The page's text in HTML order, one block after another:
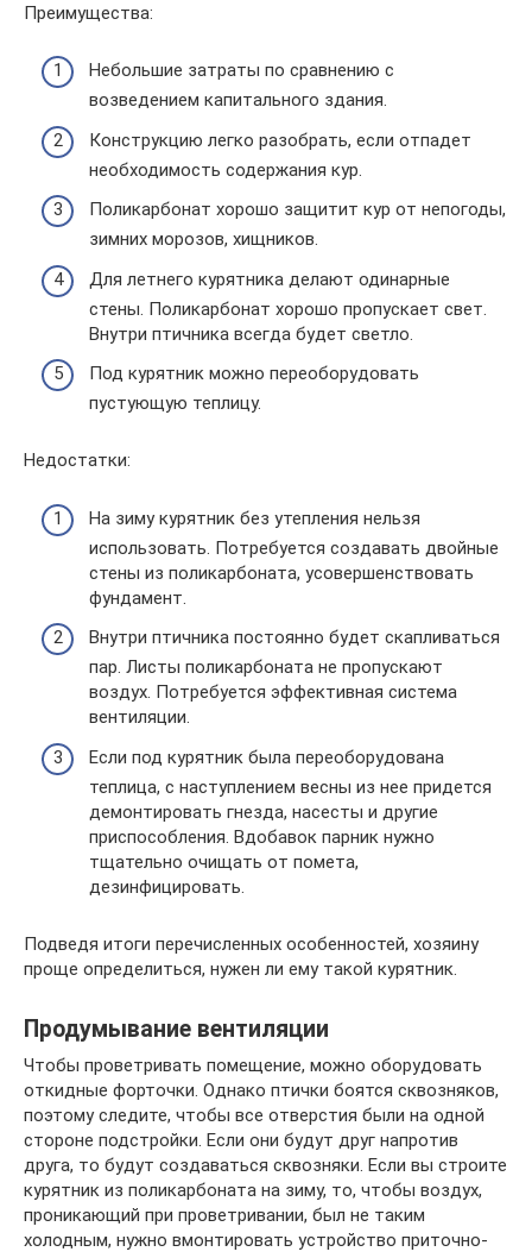
Преимущества:
Небольшие затраты по сравнению с
возведением капитального здания.
Конструкцию легко разобрать, если отпадет
необходимость содержания кур.
Поликарбонат хорошо защитит кур от непогоды,
зимних морозов, хищников.
Для летнего курятника делают одинарные
стены. Поликарбонат хорошо пропускает свет.
Внутри птичника всегда будет светло.
Под курятник можно переоборудовать
пустующую теплицу.
Недостатки:
На зиму курятник без утепления нельзя
использовать. Потребуется создавать двойные
стены из поликарбоната, усовершенствовать
фундамент.
Внутри птичника постоянно будет скапливаться
пар. Листы поликарбоната не пропускают
воздух. Потребуется эффективная система
вентиляции.
Если под курятник была переоборудована
теплица, с наступлением весны из нее придется
демонтировать гнезда, насесты и другие
приспособления. Вдобавок парник нужно
тщательно очищать от помета,
дезинфицировать.
Подведя итоги перечисленных особенностей, хозяину
проще определиться, нужен ли ему такой курятник.
Продумывание вентиляции
Чтобы проветривать помещение, можно оборудовать
откидные форточки. Однако птички боятся сквозняков,
поэтому следите, чтобы все отверстия были на одной
стороне подстройки. Если они будут друг напротив
друга, то будут создаваться сквозняки. Если вы строите
курятник из поликарбоната на зиму, то, чтобы воздух,
проникающий при проветривании, был не таким
холодным, нужно вмонтировать устройство приточно-